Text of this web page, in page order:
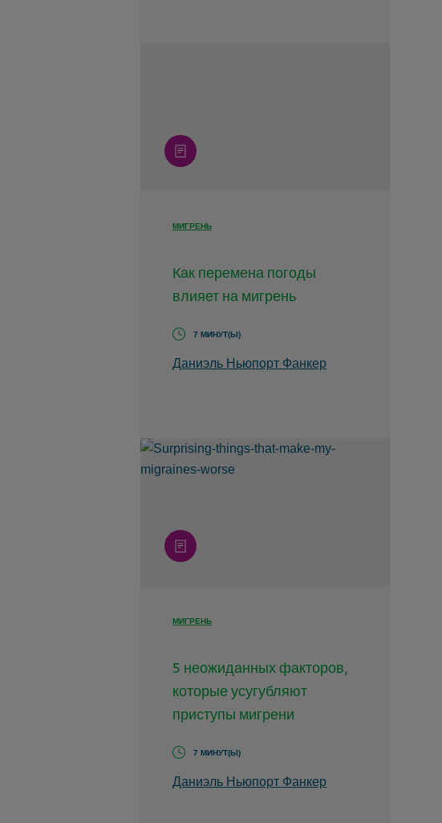
article
МИГРЕНЬ
Как перемена погоды
влияет на мигрень
7 МИНУТ(Ы)
Даниэль Ньюпорт Фанкер
article
МИГРЕНЬ
5 неожиданных факторов,
которые усугубляют
приступы мигрени
7 МИНУТ(Ы)
Даниэль Ньюпорт Фанкер